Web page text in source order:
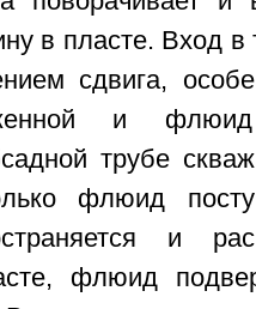
в пласте. Вход
сдвига,
и
трубе
флюид
и
флюид